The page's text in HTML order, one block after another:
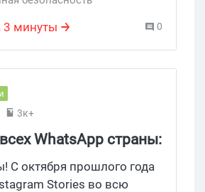
3 минуты 0
3к+
WhatsApp страны:
С октября прошлого года
Stories во всю